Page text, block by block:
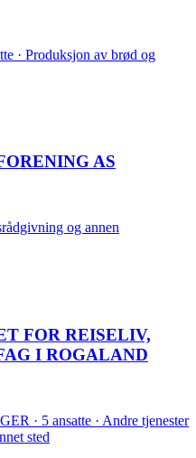
· Produksjon av brød og
AS
og annen
FOR REISELIV,
I ROGALAND
· 5 ansatte · Andre tjenester
sted